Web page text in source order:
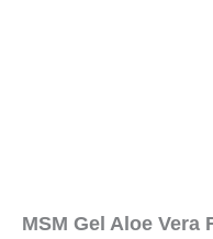
MSM Gel Aloe Vera